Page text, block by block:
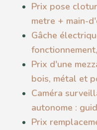
Prix pose
metre + main-
Gâche
Prix d'une
bois, métal et
Caméra
autonome :
Prix